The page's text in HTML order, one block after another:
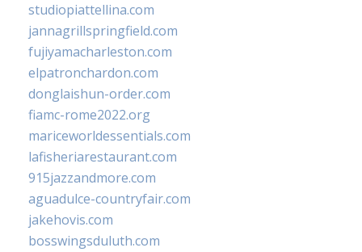
studiopiattellina.com
jannagrillspringfield.com
fujiyamacharleston.com
elpatronchardon.com
donglaishun-order.com
fiamc-rome2022.org
mariceworldessentials.com
lafisheriarestaurant.com
915jazzandmore.com
aguadulce-countryfair.com
jakehovis.com
bosswingsduluth.com